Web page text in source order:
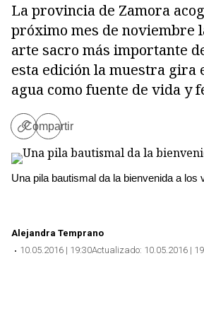
La provincia de Zamora
próximo mes de noviembre
arte sacro más importante
esta edición la muestra gira
agua como fuente de vida y
Copiar
enlace
Compartir
Una pila bautismal da la bienvenida a los
Alejandra Temprano
10.05.2016 | 19:30Actualizado: 10.05.2016 |